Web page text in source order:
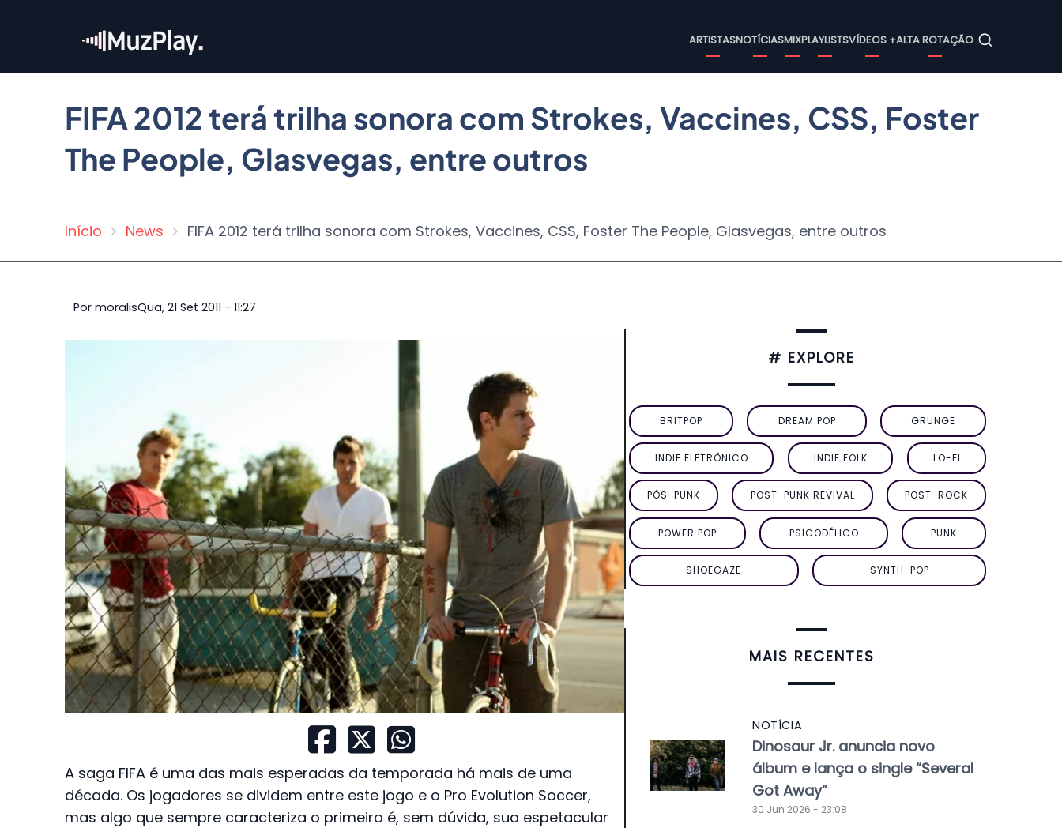
conteúdo
Main
navigation
ARTISTASNOTÍCIASMIXPLAYLISTSVÍDEOS +ALTA ROTAÇÃO
FIFA 2012 terá trilha sonora com Strokes, Vaccines, CSS, Foster
The People, Glasvegas, entre outros
Trilha
navegação
Início News FIFA 2012 terá trilha sonora com Strokes, Vaccines, CSS, Foster The People, Glasvegas, entre outros
Por moralisQua, 21 Set 2011 - 11:27
A saga FIFA é uma das mais esperadas da temporada há mais de uma
década. Os jogadores se dividem entre este jogo e o Pro Evolution Soccer,
mas algo que sempre caracteriza o primeiro é, sem dúvida, sua espetacular
# EXPLORE
BRITPOP DREAM POP GRUNGE
INDIE ELETRÔNICO INDIE FOLK LO-FI
PÓS-PUNK POST-PUNK REVIVAL POST-ROCK
POWER POP PSICODÉLICO PUNK
SHOEGAZE SYNTH-POP
MAIS RECENTES
NOTÍCIA
Dinosaur Jr. anuncia novo
álbum e lança o single “Several
Got Away”
30 Jun 2026 - 23:08